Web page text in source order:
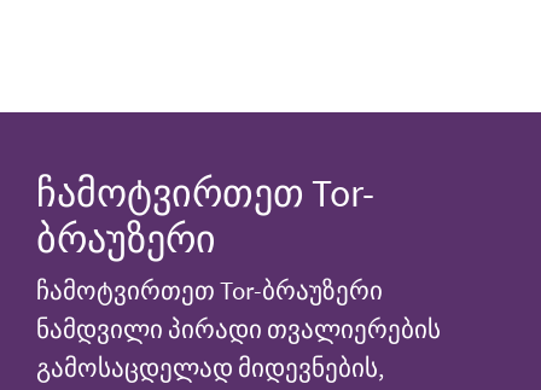
ჩამოტვირთეთ Tor-
ბრაუზერი
ჩამოტვირთეთ Tor-ბრაუზერი
ნამდვილი პირადი თვალიერების
გამოსაცდელად მიდევნების,